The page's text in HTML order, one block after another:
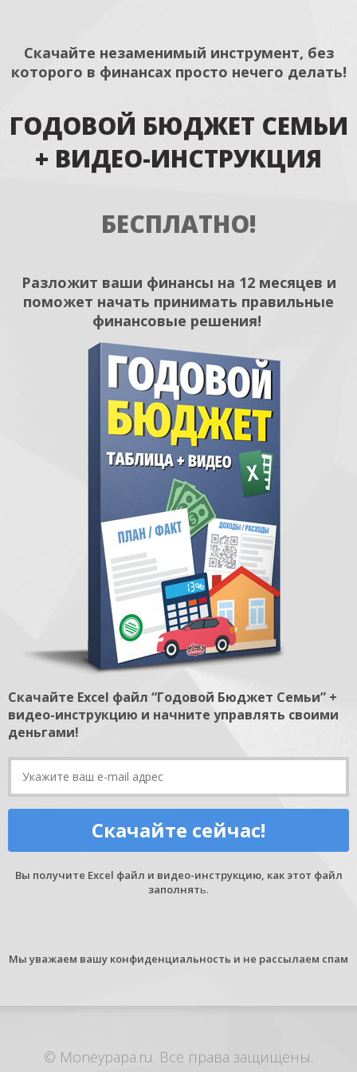
Скачайте незаменимый инструмент, без
которого в финансах просто нечего делать!
ГОДОВОЙ БЮДЖЕТ СЕМЬИ
+ ВИДЕО-ИНСТРУКЦИЯ
БЕСПЛАТНО!
Разложит ваши финансы на 12 месяцев и
поможет начать принимать правильные
финансовые решения!
Скачайте Excel файл “Годовой Бюджет Семьи” +
видео-инструкцию и начните управлять своими
деньгами!
Скачайте сейчас!
Вы получите Excel файл и видео-инструкцию, как этот файл
заполнять.
Мы уважаем вашу конфиденциальность и не рассылаем спам
© Moneypapa.ru. Все права защищены.